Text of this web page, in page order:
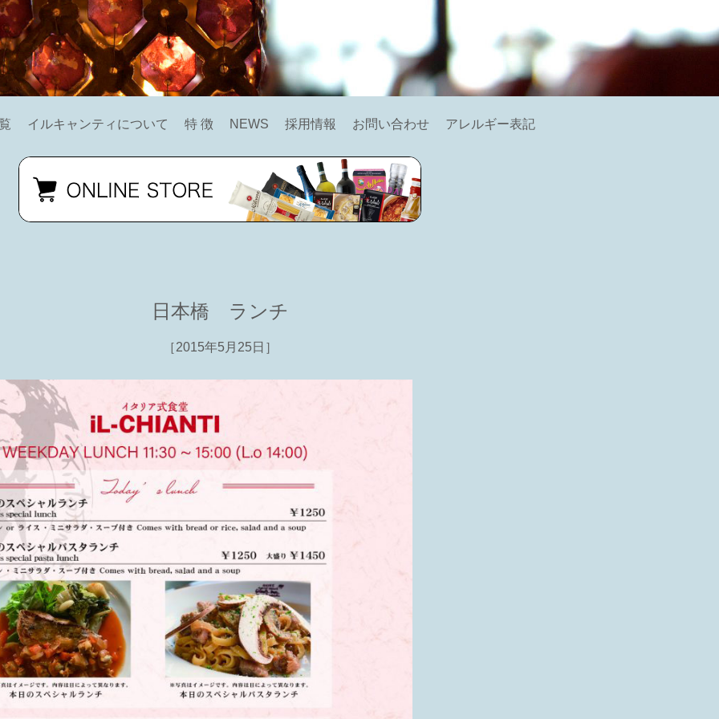
イルキャンティについて 特 徴 NEWS 採用情報 お問い合わせ アレルギー表記
日本橋 ランチ
［2015年5月25日］